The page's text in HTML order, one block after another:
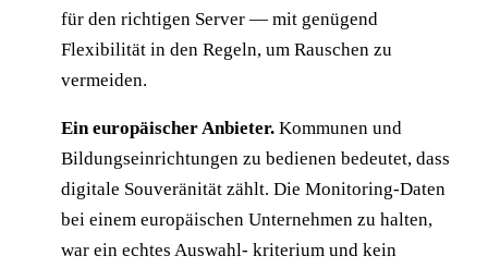
für den richtigen Server — mit genügend
Flexibilität in den Regeln, um Rauschen zu
vermeiden.
Ein europäischer Anbieter. Kommunen und
Bildungseinrichtungen zu bedienen bedeutet, dass
digitale Souveränität zählt. Die Monitoring-Daten
bei einem europäischen Unternehmen zu halten,
war ein echtes Auswahl- kriterium und kein